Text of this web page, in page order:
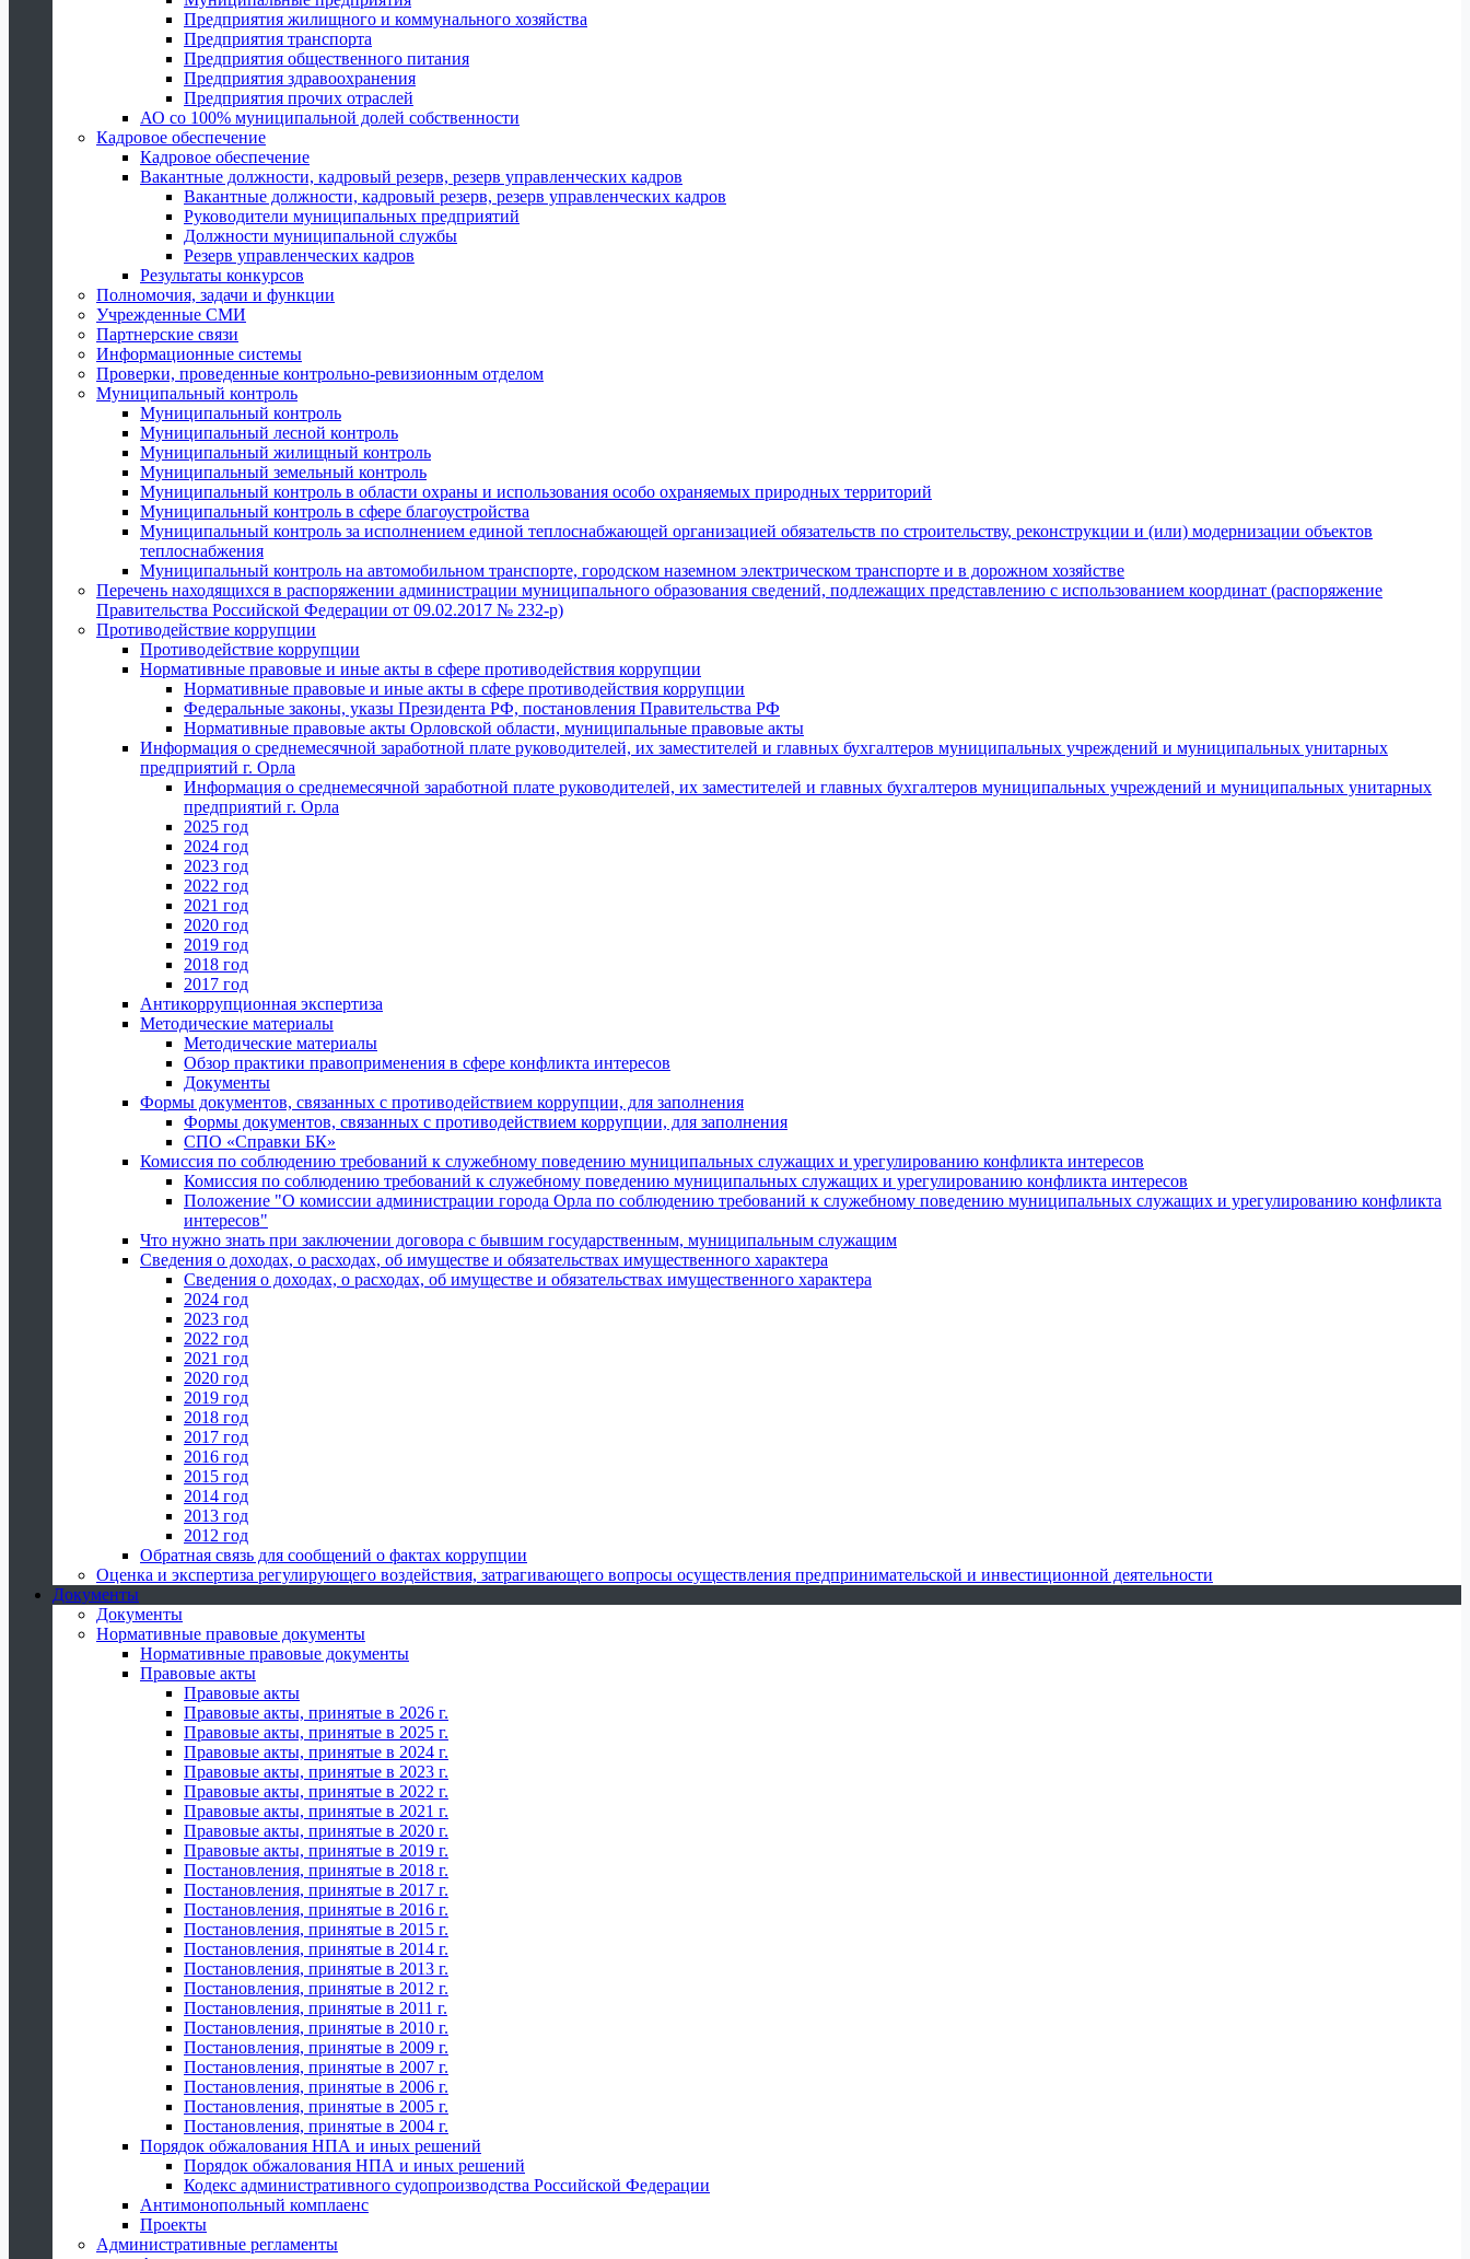
Предприятия жилищного и коммунального хозяйства
Предприятия транспорта
Предприятия общественного питания
Предприятия здравоохранения
Предприятия прочих отраслей
АО со 100% муниципальной долей собственности
Кадровое обеспечение
Кадровое обеспечение
Вакантные должности, кадровый резерв, резерв управленческих кадров
Вакантные должности, кадровый резерв, резерв управленческих кадров
Руководители муниципальных предприятий
Должности муниципальной службы
Резерв управленческих кадров
Результаты конкурсов
Полномочия, задачи и функции
Учрежденные СМИ
Партнерские связи
Информационные системы
Проверки, проведенные контрольно-ревизионным отделом
Муниципальный контроль
Муниципальный контроль
Муниципальный лесной контроль
Муниципальный жилищный контроль
Муниципальный земельный контроль
Муниципальный контроль в области охраны и использования особо охраняемых природных территорий
Муниципальный контроль в сфере благоустройства
Муниципальный контроль за исполнением единой теплоснабжающей организацией обязательств по строительству, реконструкции и (или) модернизации объектов
теплоснабжения
Муниципальный контроль на автомобильном транспорте, городском наземном электрическом транспорте и в дорожном хозяйстве
Перечень находящихся в распоряжении администрации муниципального образования сведений, подлежащих представлению с использованием координат (распоряжение
Правительства Российской Федерации от 09.02.2017 № 232-р)
Противодействие коррупции
Противодействие коррупции
Нормативные правовые и иные акты в сфере противодействия коррупции
Нормативные правовые и иные акты в сфере противодействия коррупции
Федеральные законы, указы Президента РФ, постановления Правительства РФ
Нормативные правовые акты Орловской области, муниципальные правовые акты
Информация о среднемесячной заработной плате руководителей, их заместителей и главных бухгалтеров муниципальных учреждений и муниципальных унитарных
предприятий г. Орла
Информация о среднемесячной заработной плате руководителей, их заместителей и главных бухгалтеров муниципальных учреждений и муниципальных унитарных
предприятий г. Орла
2025 год
2024 год
2023 год
2022 год
2021 год
2020 год
2019 год
2018 год
2017 год
Антикоррупционная экспертиза
Методические материалы
Методические материалы
Обзор практики правоприменения в сфере конфликта интересов
Документы
Формы документов, связанных с противодействием коррупции, для заполнения
Формы документов, связанных с противодействием коррупции, для заполнения
СПО «Справки БК»
Комиссия по соблюдению требований к служебному поведению муниципальных служащих и урегулированию конфликта интересов
Комиссия по соблюдению требований к служебному поведению муниципальных служащих и урегулированию конфликта интересов
Положение "О комиссии администрации города Орла по соблюдению требований к служебному поведению муниципальных служащих и урегулированию конфликта
интересов"
Что нужно знать при заключении договора с бывшим государственным, муниципальным служащим
Сведения о доходах, о расходах, об имуществе и обязательствах имущественного характера
Сведения о доходах, о расходах, об имуществе и обязательствах имущественного характера
2024 год
2023 год
2022 год
2021 год
2020 год
2019 год
2018 год
2017 год
2016 год
2015 год
2014 год
2013 год
2012 год
Обратная связь для сообщений о фактах коррупции
Оценка и экспертиза регулирующего воздействия, затрагивающего вопросы осуществления предпринимательской и инвестиционной деятельности
Документы
Документы
Нормативные правовые документы
Нормативные правовые документы
Правовые акты
Правовые акты
Правовые акты, принятые в 2026 г.
Правовые акты, принятые в 2025 г.
Правовые акты, принятые в 2024 г.
Правовые акты, принятые в 2023 г.
Правовые акты, принятые в 2022 г.
Правовые акты, принятые в 2021 г.
Правовые акты, принятые в 2020 г.
Правовые акты, принятые в 2019 г.
Постановления, принятые в 2018 г.
Постановления, принятые в 2017 г.
Постановления, принятые в 2016 г.
Постановления, принятые в 2015 г.
Постановления, принятые в 2014 г.
Постановления, принятые в 2013 г.
Постановления, принятые в 2012 г.
Постановления, принятые в 2011 г.
Постановления, принятые в 2010 г.
Постановления, принятые в 2009 г.
Постановления, принятые в 2007 г.
Постановления, принятые в 2006 г.
Постановления, принятые в 2005 г.
Постановления, принятые в 2004 г.
Порядок обжалования НПА и иных решений
Порядок обжалования НПА и иных решений
Кодекс административного судопроизводства Российской Федерации
Антимонопольный комплаенс
Проекты
Административные регламенты